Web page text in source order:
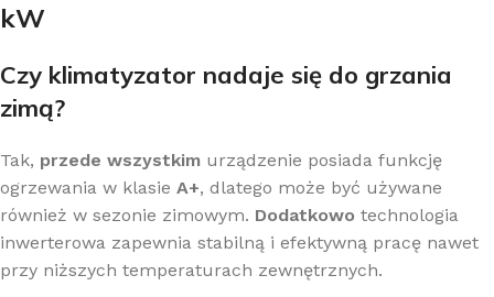
kW
Czy klimatyzator nadaje się do grzania
zimą?
Tak, przede wszystkim urządzenie posiada funkcję
ogrzewania w klasie A+, dlatego może być używane
również w sezonie zimowym. Dodatkowo technologia
inwerterowa zapewnia stabilną i efektywną pracę nawet
przy niższych temperaturach zewnętrznych.